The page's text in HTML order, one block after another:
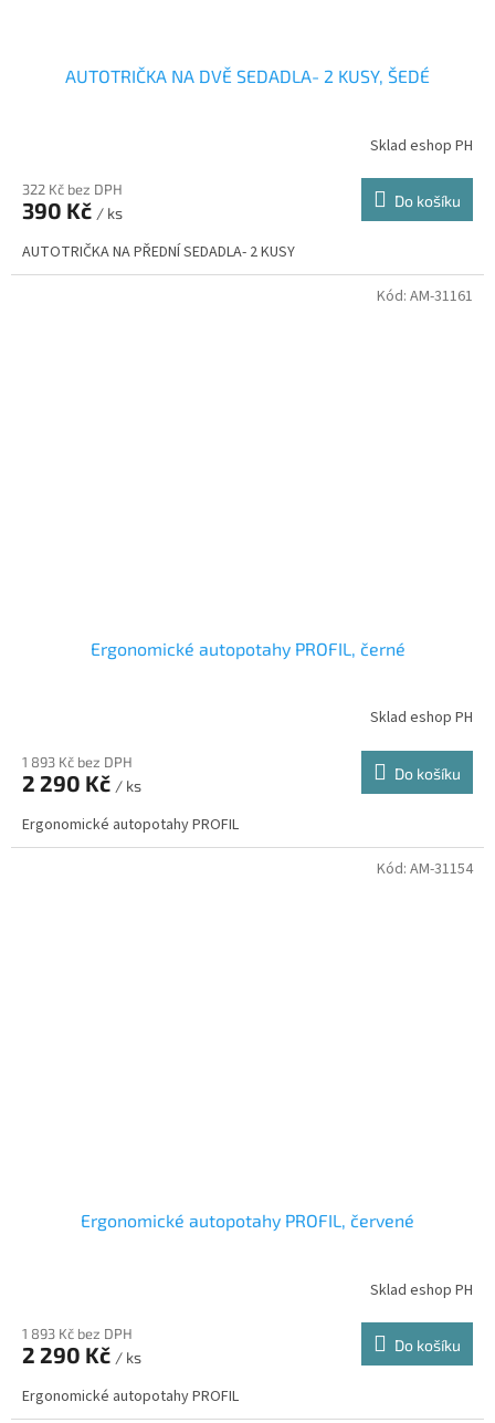
AUTOTRIČKA NA DVĚ SEDADLA- 2 KUSY, ŠEDÉ
Sklad eshop PH
322 Kč bez DPH
390 Kč / ks
Do košíku
AUTOTRIČKA NA PŘEDNÍ SEDADLA- 2 KUSY
Ergonomické autopotahy PROFIL, černé
Sklad eshop PH
1 893 Kč bez DPH
2 290 Kč / ks
Do košíku
Ergonomické autopotahy PROFIL
Kód: AM-31161
Ergonomické autopotahy PROFIL, červené
Sklad eshop PH
1 893 Kč bez DPH
2 290 Kč / ks
Do košíku
Ergonomické autopotahy PROFIL
Kód: AM-31154